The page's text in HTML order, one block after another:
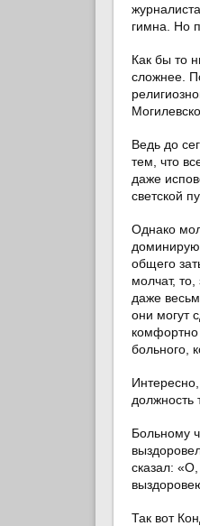
гимна. Но
Как бы то
сложнее.
Ведь до
тем, что
даже
светской
Однако
общего
молчат,
даже
они могут
комфортно
больного,
должность
Больному
сказал:
Так вот